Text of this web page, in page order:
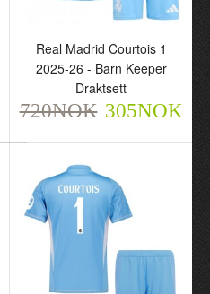
Real Madrid Courtois 1
2025-26 - Barn Keeper
Draktsett
Real Madrid Courtois 1
2025-26 - Barn Keeper
Draktsett
720NOK 305NOK